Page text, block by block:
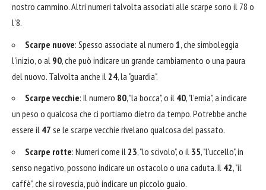
nostro cammino. Altri numeri talvolta associati alle scarpe sono il 78 o
l'8.
Scarpe nuove: Spesso associate al numero 1, che simboleggia
l'inizio, o al 90, che può indicare un grande cambiamento o una paura
del nuovo. Talvolta anche il 24, la "guardia".
Scarpe vecchie: Il numero 80, "la bocca", o il 40, "l'ernia", a indicare
un peso o qualcosa che ci portiamo dietro da tempo. Potrebbe anche
essere il 47 se le scarpe vecchie rivelano qualcosa del passato.
Scarpe rotte: Numeri come il 23, "lo scivolo", o il 35, "l'uccello", in
senso negativo, possono indicare un ostacolo o una caduta. Il 42, "il
caffè", che si rovescia, può indicare un piccolo guaio.